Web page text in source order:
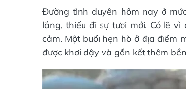
Đường tình duyên hôm nay ở
lắng, thiếu đi sự tươi mới. Có lẽ
cảm. Một buổi hẹn hò ở địa điểm
được khơi dậy và gắn kết thêm